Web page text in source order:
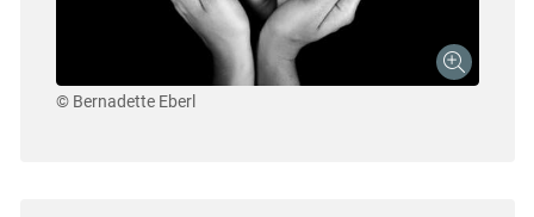
© Bernadette Eberl